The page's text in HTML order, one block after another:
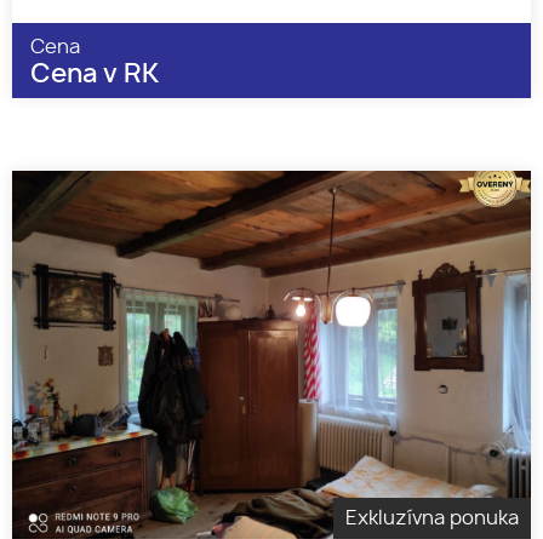
Cena
Cena v RK
Exkluzívna ponuka